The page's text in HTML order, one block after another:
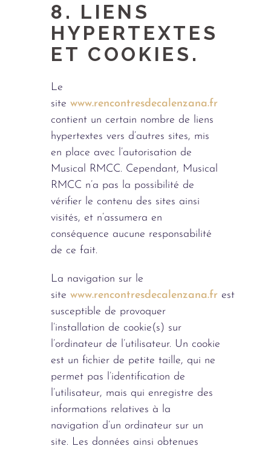
8. LIENS
HYPERTEXTES
ET COOKIES.
Le
site www.rencontresdecalenzana.fr
contient un certain nombre de liens
hypertextes vers d’autres sites, mis
en place avec l’autorisation de
Musical RMCC. Cependant, Musical
RMCC n’a pas la possibilité de
vérifier le contenu des sites ainsi
visités, et n’assumera en
conséquence aucune responsabilité
de ce fait.
La navigation sur le
site www.rencontresdecalenzana.fr est
susceptible de provoquer
l’installation de cookie(s) sur
l’ordinateur de l’utilisateur. Un cookie
est un fichier de petite taille, qui ne
permet pas l’identification de
l’utilisateur, mais qui enregistre des
informations relatives à la
navigation d’un ordinateur sur un
site. Les données ainsi obtenues